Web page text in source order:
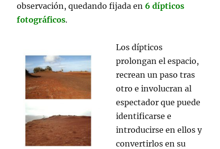
observación, quedando fijada en 6 dípticos
fotográficos.
Los dípticos
prolongan el espacio,
recrean un paso tras
otro e involucran al
espectador que puede
identificarse e
introducirse en ellos y
convertirlos en su